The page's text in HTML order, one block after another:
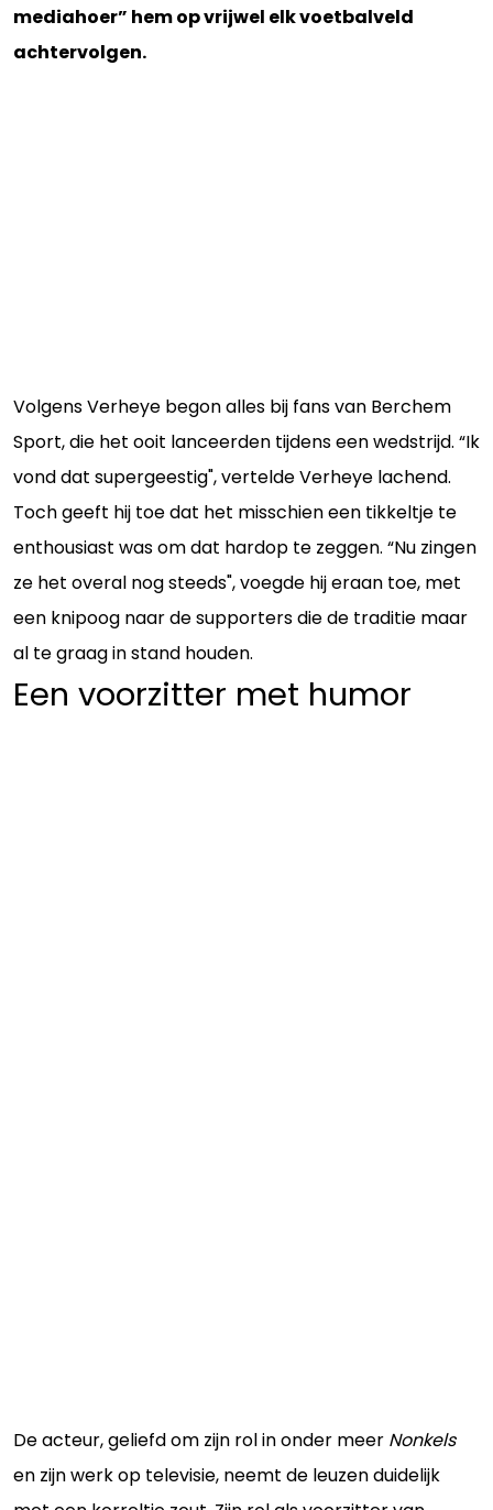
mediahoer” hem op vrijwel elk voetbalveld
achtervolgen.
Volgens Verheye begon alles bij fans van Berchem
Sport, die het ooit lanceerden tijdens een wedstrijd. “Ik
vond dat supergeestig", vertelde Verheye lachend.
Toch geeft hij toe dat het misschien een tikkeltje te
enthousiast was om dat hardop te zeggen. “Nu zingen
ze het overal nog steeds", voegde hij eraan toe, met
een knipoog naar de supporters die de traditie maar
al te graag in stand houden.
Een voorzitter met humor
De acteur, geliefd om zijn rol in onder meer Nonkels
en zijn werk op televisie, neemt de leuzen duidelijk